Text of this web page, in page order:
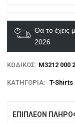
Θα το έχεις
2026
ΚΩΔΙΚΌΣ: M3212 000
ΚΑΤΗΓΟΡΊΑ: T-Shirts
ΕΠΙΠΛΈΟΝ